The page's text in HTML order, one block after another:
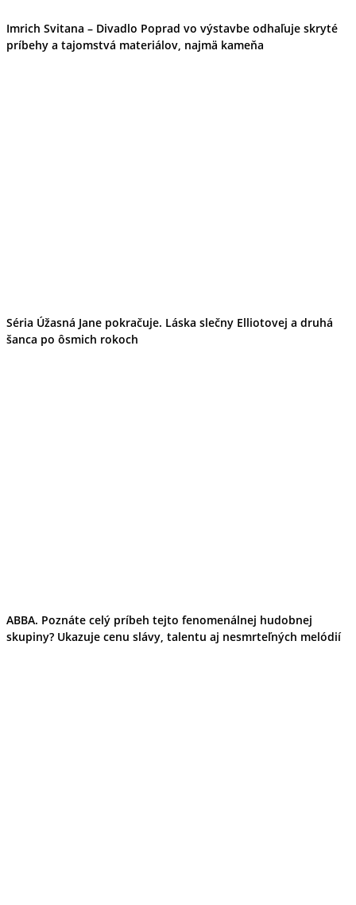
Imrich Svitana – Divadlo Poprad vo výstavbe odhaľuje skryté
príbehy a tajomstvá materiálov, najmä kameňa
Séria Úžasná Jane pokračuje. Láska slečny Elliotovej a druhá
šanca po ôsmich rokoch
ABBA. Poznáte celý príbeh tejto fenomenálnej hudobnej
skupiny? Ukazuje cenu slávy, talentu aj nesmrteľných melódií